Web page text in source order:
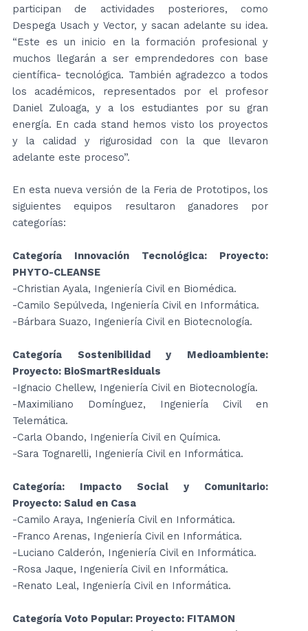
participan de actividades posteriores, como
Despega Usach y Vector, y sacan adelante su idea.
“Este es un inicio en la formación profesional y
muchos llegarán a ser emprendedores con base
científica- tecnológica. También agradezco a todos
los académicos, representados por el profesor
Daniel Zuloaga, y a los estudiantes por su gran
energía. En cada stand hemos visto los proyectos
y la calidad y rigurosidad con la que llevaron
adelante este proceso”.
En esta nueva versión de la Feria de Prototipos, los
siguientes equipos resultaron ganadores por
categorías:
Categoría Innovación Tecnológica: Proyecto:
PHYTO-CLEANSE
-Christian Ayala, Ingeniería Civil en Biomédica.
-Camilo Sepúlveda, Ingeniería Civil en Informática.
-Bárbara Suazo, Ingeniería Civil en Biotecnología.
Categoría Sostenibilidad y Medioambiente:
Proyecto: BioSmartResiduals
-Ignacio Chellew, Ingeniería Civil en Biotecnología.
-Maximiliano Domínguez, Ingeniería Civil en
Telemática.
-Carla Obando, Ingeniería Civil en Química.
-Sara Tognarelli, Ingeniería Civil en Informática.
Categoría: Impacto Social y Comunitario:
Proyecto: Salud en Casa
-Camilo Araya, Ingeniería Civil en Informática.
-Franco Arenas, Ingeniería Civil en Informática.
-Luciano Calderón, Ingeniería Civil en Informática.
-Rosa Jaque, Ingeniería Civil en Informática.
-Renato Leal, Ingeniería Civil en Informática.
Categoría Voto Popular: Proyecto: FITAMON